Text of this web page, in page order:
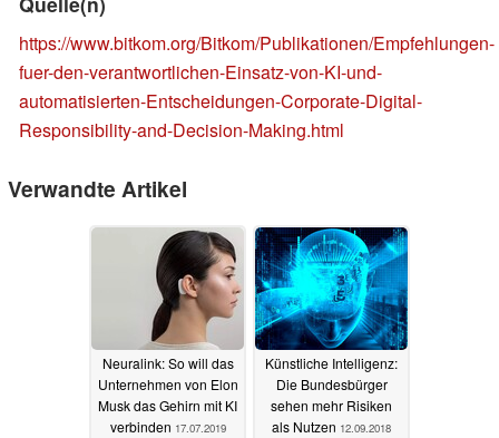
https://www.bitkom.org/Bitkom/Publikationen/Empfehlungen-
fuer-den-verantwortlichen-Einsatz-von-KI-und-
automatisierten-Entscheidungen-Corporate-Digital-
Responsibility-and-Decision-Making.html
Verwandte Artikel
Neuralink: So will das
Unternehmen von Elon
Musk das Gehirn mit KI
verbinden 17.07.2019
Künstliche Intelligenz:
Die Bundesbürger
sehen mehr Risiken
als Nutzen 12.09.2018